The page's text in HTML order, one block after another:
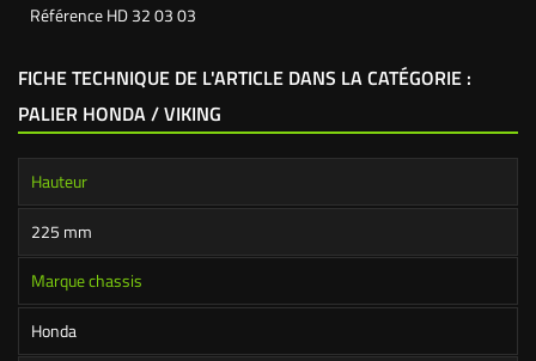
RéférenceHD 32 03 03
FICHE TECHNIQUE DE L'ARTICLE DANS LA CATÉGORIE :
PALIER HONDA / VIKING
Hauteur
225 mm
Marque chassis
Honda